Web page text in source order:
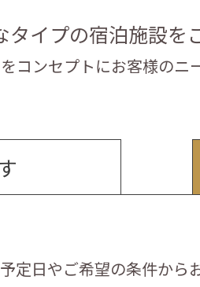
タイプの宿泊施設を
コンセプトにお客様のニ
定日やご希望の条件から